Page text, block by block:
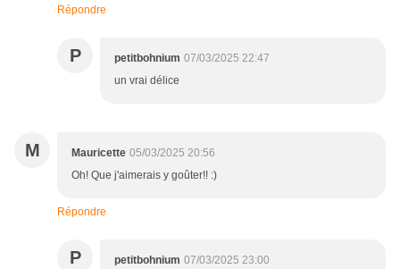
Répondre
P petitbohnium 07/03/2025 22:47
un vrai délice
M Mauricette 05/03/2025 20:56
Oh! Que j'aimerais y goûter!! :)
Répondre
P petitbohnium 07/03/2025 23:00